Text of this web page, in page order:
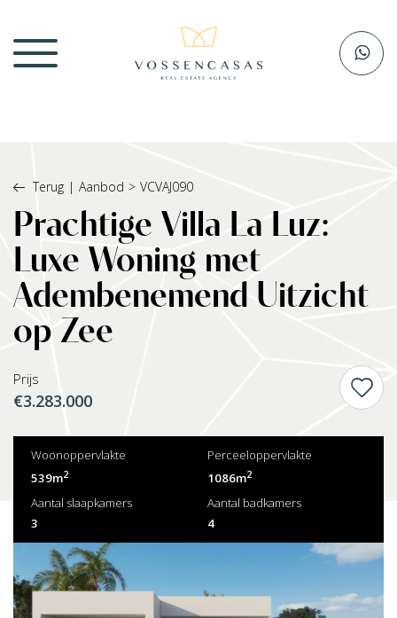
Terug | Aanbod > VCVAJ090
Prachtige Villa La Luz:
Luxe Woning met
Adembenemend Uitzicht
op Zee
Prijs
€3.283.000
Woonoppervlakte
539m2
Perceeloppervlakte
1086m2
Aantal slaapkamers
3
Aantal badkamers
4